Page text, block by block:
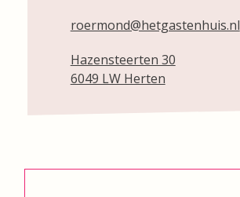
roermond@hetgastenhuis.nl
Hazensteerten 30
6049 LW Herten